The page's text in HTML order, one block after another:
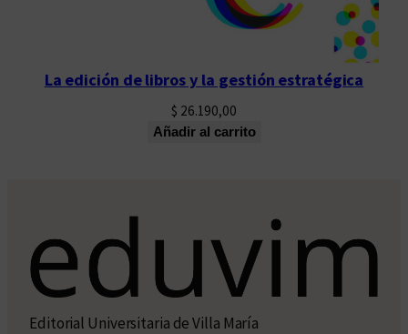
La edición de libros y la gestión estratégica
$ 26.190,00
Añadir al carrito
Editorial Universitaria de Villa María